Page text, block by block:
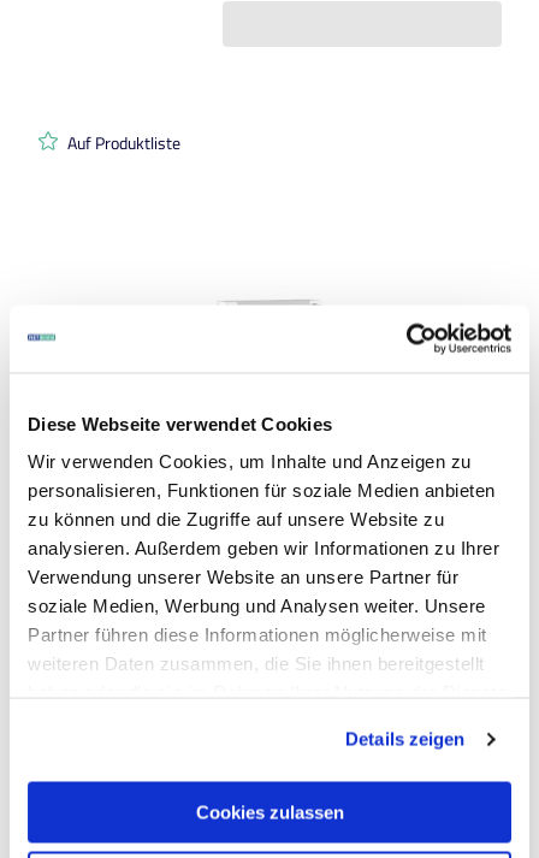
Diese Webseite verwendet Cookies
Wir verwenden Cookies, um Inhalte und Anzeigen zu
personalisieren, Funktionen für soziale Medien anbieten
zu können und die Zugriffe auf unsere Website zu
analysieren. Außerdem geben wir Informationen zu Ihrer
Verwendung unserer Website an unsere Partner für
soziale Medien, Werbung und Analysen weiter. Unsere
Partner führen diese Informationen möglicherweise mit
weiteren Daten zusammen, die Sie ihnen bereitgestellt
Details zeigen
Cookies zulassen
Auf Produktliste
Art.-Nr. 385025| Hersteller-Nr. 5969R
SeptodontBiodentine
Inhalt: 1 Set